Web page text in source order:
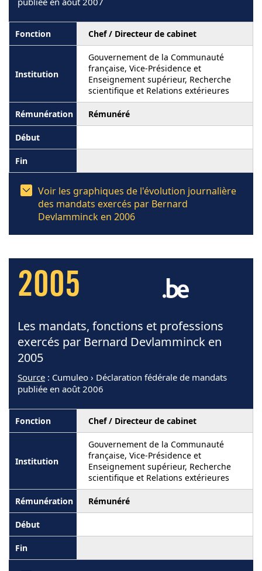
Chef / Directeur de cabinet
Gouvernement de la Communauté
française, Vice-Présidence et
Enseignement supérieur, Recherche
scientifique et Relations extérieures
Rémunéré
Voir les graphiques de l'évolution journalière
des mandats exercés par Bernard
Devlamminck en 2006
2005
Les mandats, fonctions et professions
exercés par Bernard Devlamminck en
2005
Source : Cumuleo › Déclaration fédérale de mandats
publiée en août 2006
Chef / Directeur de cabinet
Gouvernement de la Communauté
française, Vice-Présidence et
Enseignement supérieur, Recherche
scientifique et Relations extérieures
Rémunéré